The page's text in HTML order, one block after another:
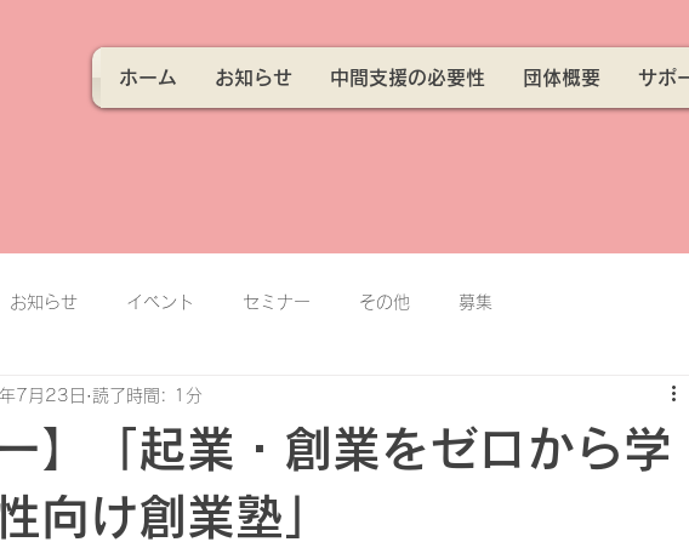
ホーム お知らせ 中間支援の必要性 団体概要 サポ
お知らせ イベント セミナー その他 募集
】「起業・創業をゼロから学
け創業塾」
7月23日 読了時間: 1分